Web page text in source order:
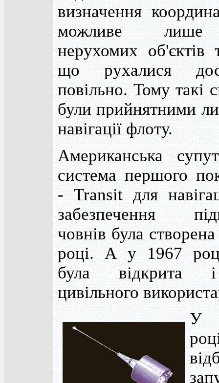
визначення
можливе
нерухомих об'єктів
що рухалися
повільно. Тому такі
були прийнятними
навігації флоту.
Американська
система першого
- Transit для
забезпечення
човнів була
році. А у 1967
була відкрита
цивільного
У